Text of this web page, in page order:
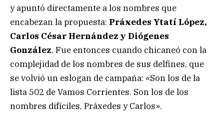
y apuntó directamente a los nombres que
encabezan la propuesta: Práxedes Ytatí López,
Carlos César Hernández y Diógenes
González. Fue entonces cuando chicaneó con la
complejidad de los nombres de sus delfines, que
se volvió un eslogan de campaña: «Son los de la
lista 502 de Vamos Corrientes. Son los de los
nombres difíciles, Práxedes y Carlos».